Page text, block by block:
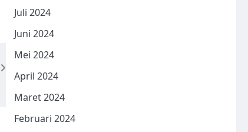
Juli 2024
Juni 2024
Mei 2024
April 2024
Maret 2024
Februari 2024